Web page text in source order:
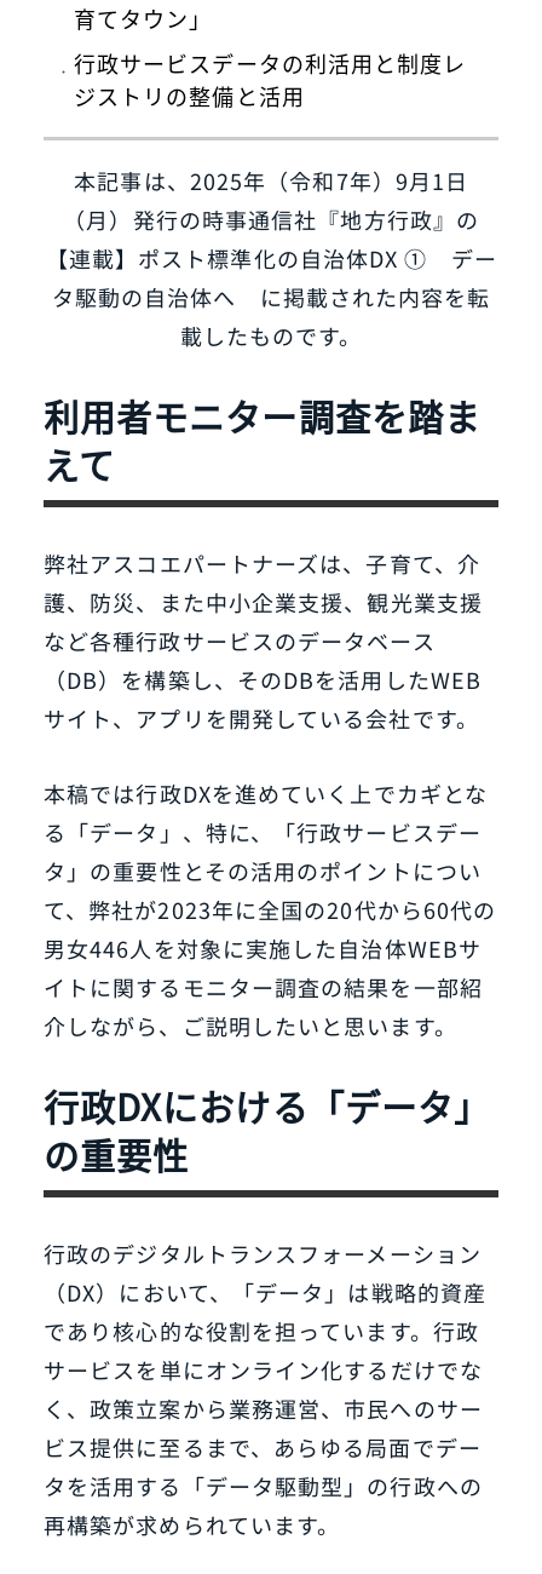
育てタウン」
行政サービスデータの利活用と制度レ
ジストリの整備と活用
本記事は、2025年（令和7年）9月1日
（月）発行の時事通信社『地方行政』の
【連載】ポスト標準化の自治体DX ① デー
タ駆動の自治体へ に掲載された内容を転
載したものです。
利用者モニター調査を踏ま
えて
弊社アスコエパートナーズは、子育て、介
護、防災、また中小企業支援、観光業支援
など各種行政サービスのデータベース
（DB）を構築し、そのDBを活用したWEB
サイト、アプリを開発している会社です。
本稿では行政DXを進めていく上でカギとな
る「データ」、特に、「行政サービスデー
タ」の重要性とその活用のポイントについ
て、弊社が2023年に全国の20代から60代の
男女446人を対象に実施した自治体WEBサ
イトに関するモニター調査の結果を一部紹
介しながら、ご説明したいと思います。
行政DXにおける「データ」
の重要性
行政のデジタルトランスフォーメーション
（DX）において、「データ」は戦略的資産
であり核心的な役割を担っています。行政
サービスを単にオンライン化するだけでな
く、政策立案から業務運営、市民へのサー
ビス提供に至るまで、あらゆる局面でデー
タを活用する「データ駆動型」の行政への
再構築が求められています。